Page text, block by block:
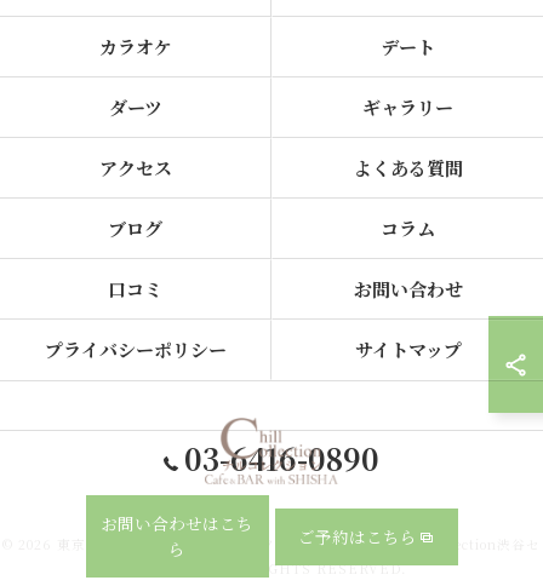
03-6416-0890
お問い合わせはこち
ら
ご予約はこちら
カラオケ デート
ダーツ ギャラリー
アクセス よくある質問
ブログ コラム
口コミ お問い合わせ
プライバシーポリシー サイトマップ
© 2026 東京都、渋谷のシーシャならカフェ&シーシャバー Chill collection渋谷セ
ンター街店 ALL RIGHTS RESERVED.